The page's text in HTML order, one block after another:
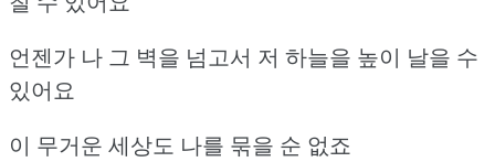
언젠가 나 그 벽을 넘고서 저 하늘을 높이 날을 수
있어요
이 무거운 세상도 나를 묶을 순 없죠